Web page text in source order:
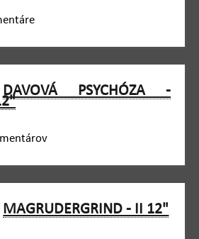
DAVOVÁ PSYCHÓZA -
MAGRUDERGRIND - II 12"